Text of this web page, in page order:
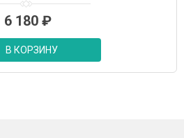
6 180 ₽
В КОРЗИНУ